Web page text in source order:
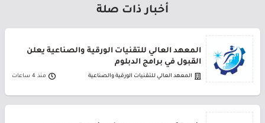
أخبار ذات صلة
المعهد العالي للتقنيات الورقية والصناعية يعلن
القبول في برامج الدبلوم
المعهد العالي للتقنيات الورقية والصناعية منذ 4 ساعات